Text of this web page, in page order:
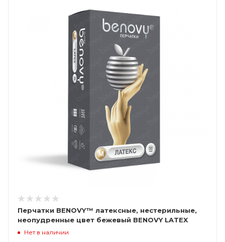
Перчатки BENOVY™ латексные, нестерильные,
неопудренные цвет бежевый BENOVY LATEX
CHLORINATED
Нет в наличии